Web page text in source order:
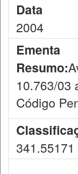
Data
2004
Ementa
Resumo:
10.763/03
Código
341.55171